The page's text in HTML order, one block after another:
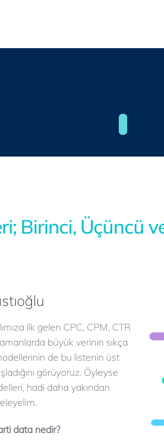
Birinci, Üçüncü
ilk gelen CPC, CPM, CTR
büyük verinin sıkça
de bu listenin üst
görüyoruz. Öyleyse
hadi daha yakından
data nedir?